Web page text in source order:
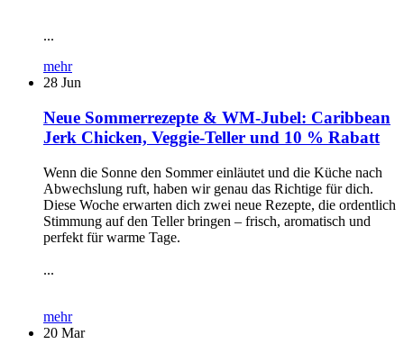
...
mehr
28 Jun
Neue Sommerrezepte & WM-Jubel: Caribbean
Jerk Chicken, Veggie-Teller und 10 % Rabatt
Wenn die Sonne den Sommer einläutet und die Küche nach
Abwechslung ruft, haben wir genau das Richtige für dich.
Diese Woche erwarten dich zwei neue Rezepte, die ordentlich
Stimmung auf den Teller bringen – frisch, aromatisch und
perfekt für warme Tage.
...
mehr
20 Mar